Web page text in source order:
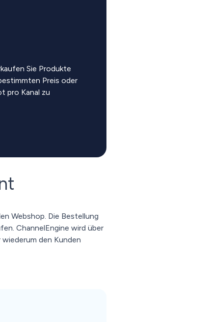
Sie Produkte
Preis oder
pro Kanal zu
Webshop. Die Bestellung
ChannelEngine wird über
den Kunden